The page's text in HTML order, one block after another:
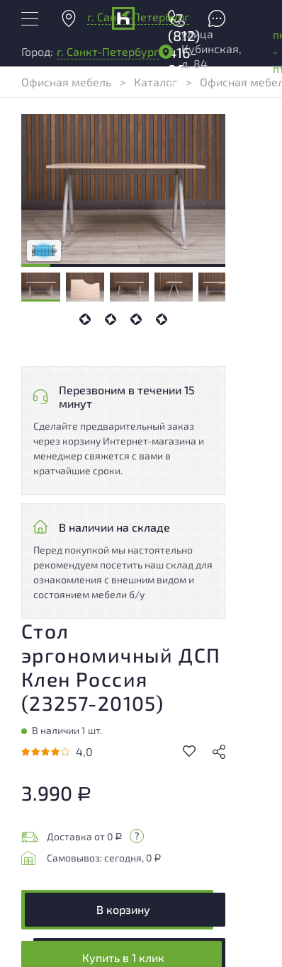
г. Санкт-Петербург
+7
(812)
416-
96-
99
Город: г. Санкт-Петербург
улица
Кубинская,
д. 84
-
Офисная мебель > Каталог > Офисная
Состояние товара приближено к новому,
могут присутствовать незначительные
следы эксплуатации
Низкая степень износа
Перезвоним в течении 15
минут
Сделайте предварительный заказ
через корзину Интернет-магазина и
менеджер свяжется с вами в
кратчайшие сроки.
В наличии на складе
Перед покупкой мы настоятельно
рекомендуем посетить наш склад для
ознакомления с внешним видом и
состоянием мебели б/у
Стол
эргономичный ДСП
Клен Россия
(23257-20105)
В наличии 1 шт.
4,0
3.990 Р
Доставка от 0 Р
Самовывоз: сегодня, 0 Р
В корзину
Купить в 1 клик